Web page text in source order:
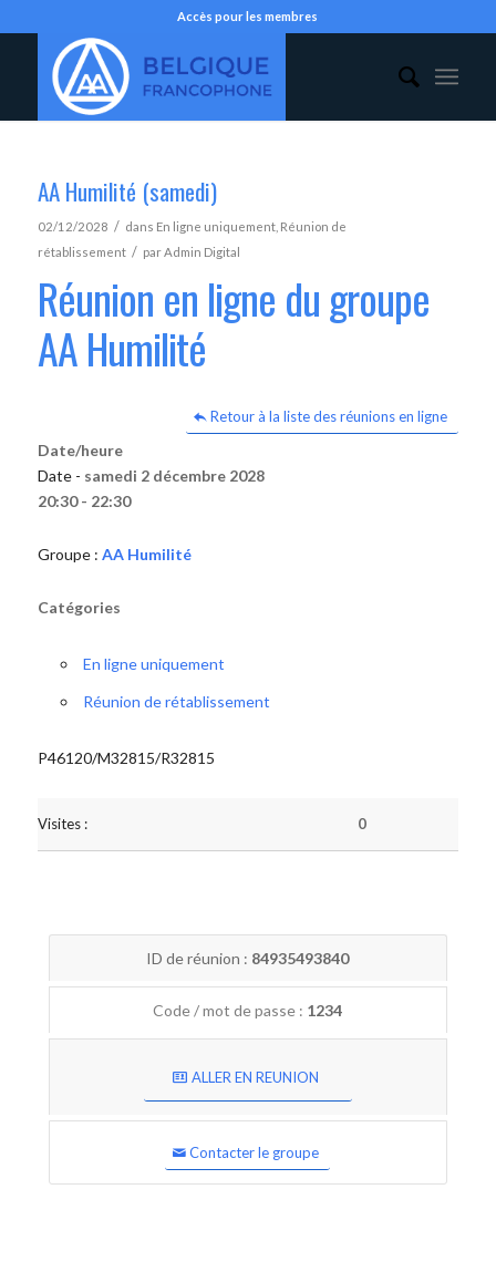
Accès pour les membres
AA Humilité (samedi)
02/12/2028 / dans En ligne uniquement, Réunion de
rétablissement / parAdmin Digital
Réunion en ligne du groupe
AA Humilité
Retour à la liste des réunions en ligne
Date/heure
Date - samedi 2 décembre 2028
20:30 - 22:30
Groupe : AA Humilité
Catégories
En ligne uniquement
Réunion de rétablissement
P46120/M32815/R32815
Visites : 0
ID de réunion : 84935493840
Code / mot de passe : 1234
ALLER EN REUNION
Contacter le groupe